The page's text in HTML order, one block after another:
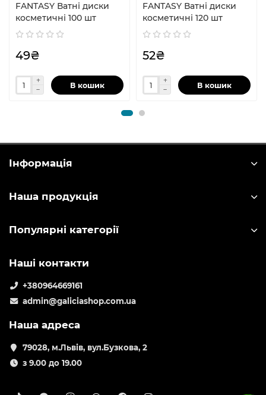
FANTASY Ватні диски
косметичні 100 шт
49₴
В кошик
FANTASY Ватні диски
косметичні 120 шт
52₴
В кошик
Інформація
Наша продукція
Популярні категорії
Наші контакти
+380964669161
admin@galiciashop.com.ua
Наша адреса
79028, м.Львів, вул.Бузкова, 2
з 9.00 до 19.00